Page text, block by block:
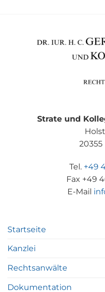
Strate und
Tel. +49
Fax +49
E-Mail
Startseite
Kanzlei
Rechtsanwälte
Dokumentation